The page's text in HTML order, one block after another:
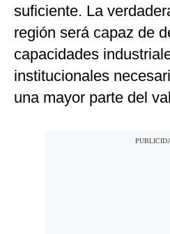
suficiente. La
región será capaz de
capacidades
institucionales
una mayor parte del